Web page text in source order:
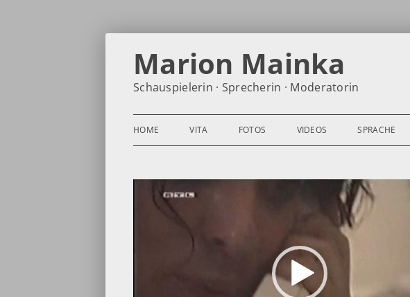
Zum
springen
Marion Mainka
Schauspielerin · Sprecherin · Moderatorin
HOME VITA FOTOS VIDEOS SPRACHE
Player